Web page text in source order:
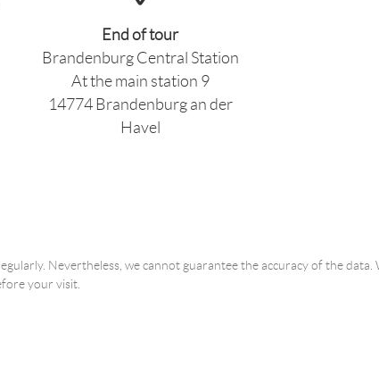
End of tour
Brandenburg Central Station
At the main station 9
14774 Brandenburg an der
Havel
Nevertheless, we cannot guarantee the accuracy of the
your visit.